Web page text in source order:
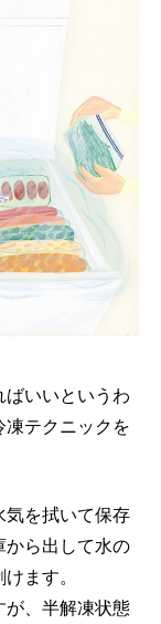
ばいいというわ
凍テクニックを
気を拭いて保存
から出して水の
ます。
が、半解凍状態